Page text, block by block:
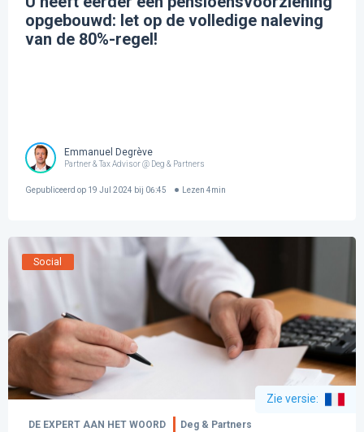
opgebouwd: let op de volledige naleving
van de 80%-regel!
Emmanuel Degrève
Partner & Tax Advisor @ Deg & Partners
Gepubliceerd op 19 Jul 2024 bij 06:45 Lezen 4min
Social
Zie versie:
DE EXPERT AAN HET WOORD Deg & Partners